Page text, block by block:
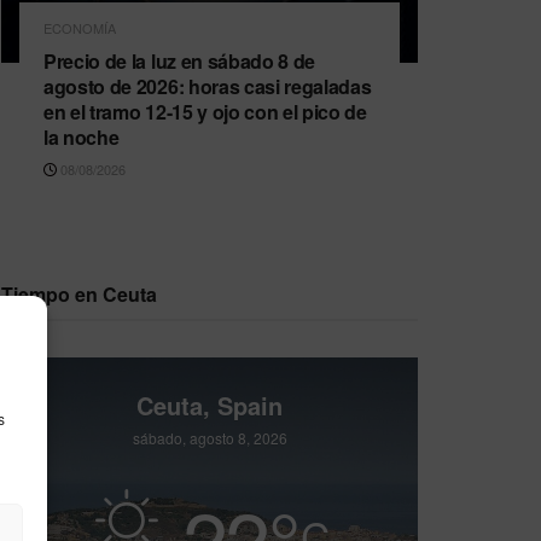
ECONOMÍA
Precio de la luz en sábado 8 de
agosto de 2026: horas casi regaladas
en el tramo 12-15 y ojo con el pico de
la noche
08/08/2026
Tiempo en Ceuta
Ceuta, Spain
sábado, agosto 8, 2026